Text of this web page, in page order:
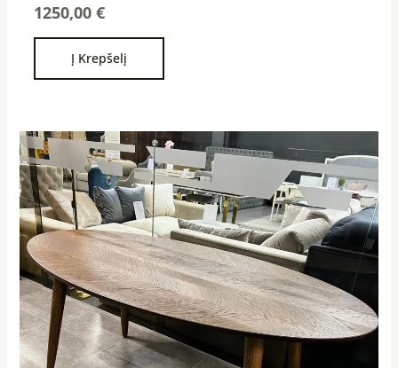
1250,00€
Į Krepšelį